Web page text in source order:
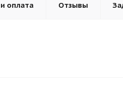
оплата Отзывы